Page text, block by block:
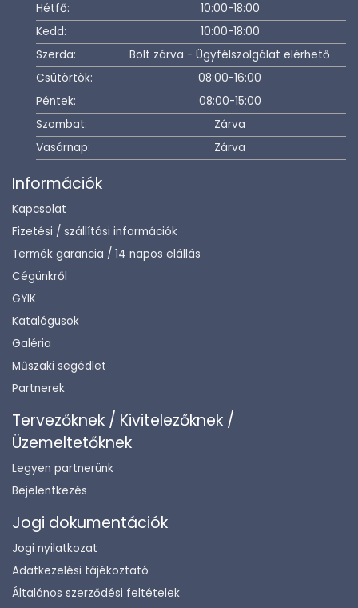
Hétfő:
10:00-18:00
Kedd:
10:00-18:00
Szerda:
Bolt zárva - Ügyfélszolgálat elérhető
Csütörtök:
08:00-16:00
Péntek:
08:00-15:00
Szombat:
Zárva
Vasárnap:
Zárva
Információk
Kapcsolat
Fizetési / szállítási információk
Termék garancia / 14 napos elállás
Cégünkről
GYIK
Katalógusok
Galéria
Műszaki segédlet
Partnerek
Tervezőknek / Kivitelezőknek /
Üzemeltetőknek
Legyen partnerünk
Bejelentkezés
Jogi dokumentációk
Jogi nyilatkozat
Adatkezelési tájékoztató
Általános szerződési feltételek